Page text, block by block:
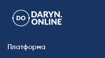
Платформа